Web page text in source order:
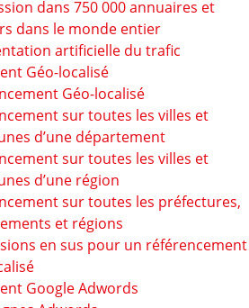
dans 750 000 annuaires et
dans le monde entier
artificielle du trafic
Géo-localisé
Géo-localisé
sur toutes les villes et
d’une département
sur toutes les villes et
d’une région
sur toutes les préfectures,
et régions
en sus pour un référencement
Google Adwords